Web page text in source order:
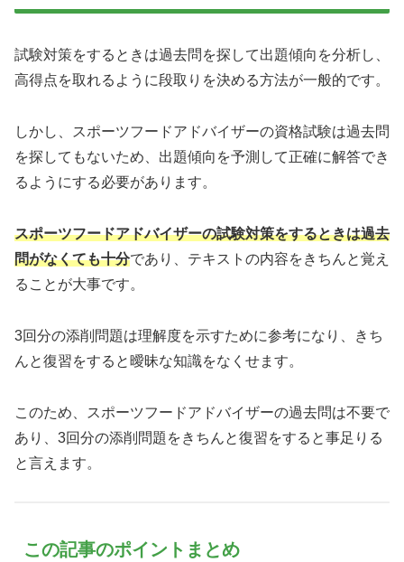
試験対策をするときは過去問を探して出題傾向を分析し、
高得点を取れるように段取りを決める方法が一般的です。
しかし、スポーツフードアドバイザーの資格試験は過去問
を探してもないため、出題傾向を予測して正確に解答でき
るようにする必要があります。
スポーツフードアドバイザーの試験対策をするときは過去
問がなくても十分であり、テキストの内容をきちんと覚え
ることが大事です。
3回分の添削問題は理解度を示すために参考になり、きち
んと復習をすると曖昧な知識をなくせます。
このため、スポーツフードアドバイザーの過去問は不要で
あり、3回分の添削問題をきちんと復習をすると事足りる
と言えます。
この記事のポイントまとめ